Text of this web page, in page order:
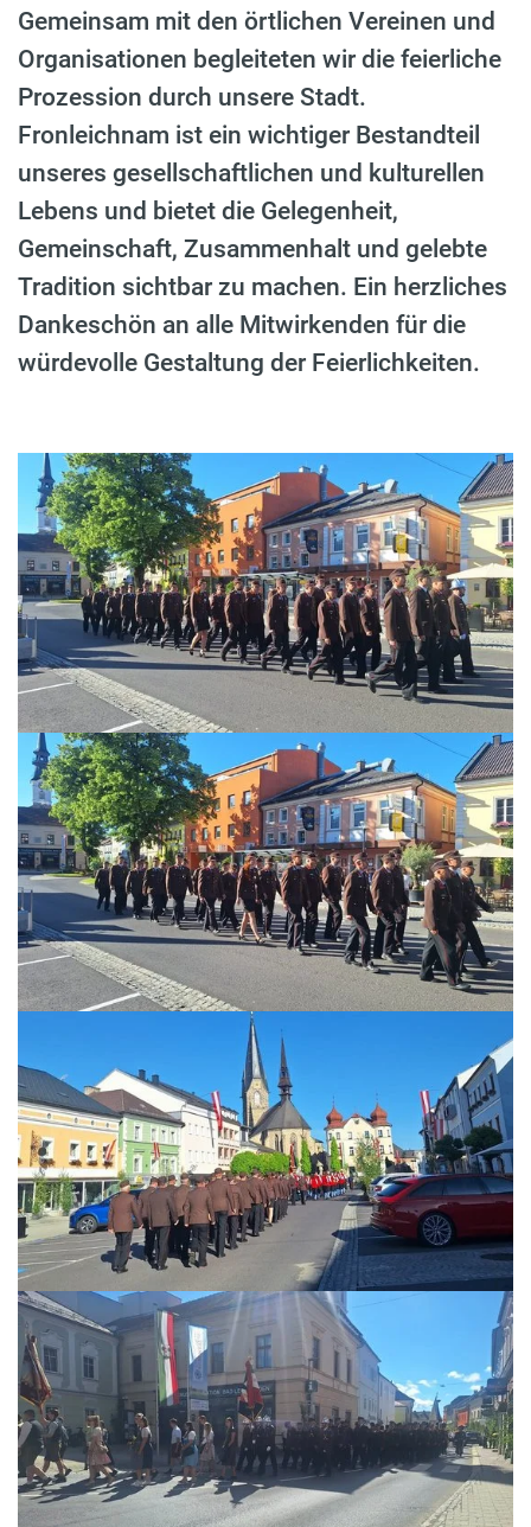
Gemeinsam mit den örtlichen Vereinen und
Organisationen begleiteten wir die feierliche
Prozession durch unsere Stadt.
Fronleichnam ist ein wichtiger Bestandteil
unseres gesellschaftlichen und kulturellen
Lebens und bietet die Gelegenheit,
Gemeinschaft, Zusammenhalt und gelebte
Tradition sichtbar zu machen. Ein herzliches
Dankeschön an alle Mitwirkenden für die
würdevolle Gestaltung der Feierlichkeiten.